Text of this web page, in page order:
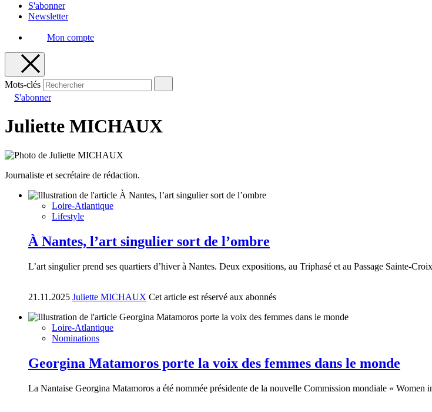
S'abonner
Newsletter
Mon compte
Mots-clés
S'abonner
Juliette MICHAUX
Journaliste et secrétaire de rédaction.
Loire-Atlantique
Lifestyle
À Nantes, l’art singulier sort de l’ombre
L’art singulier prend ses quartiers d’hiver à Nantes. Deux expositions, au Triphasé et au Passage Sainte-
21.11.2025 Juliette MICHAUX Cet article est réservé aux abonnés
Loire-Atlantique
Nominations
Georgina Matamoros porte la voix des femmes dans le monde
La Nantaise Georgina Matamoros a été nommée présidente de la nouvelle Commission mondiale «